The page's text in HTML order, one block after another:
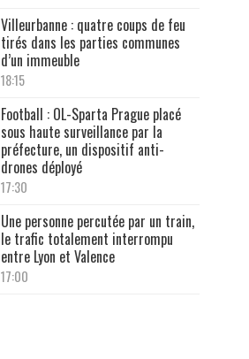
Villeurbanne : quatre coups de feu
tirés dans les parties communes
d’un immeuble
18:15
Football : OL-Sparta Prague placé
sous haute surveillance par la
préfecture, un dispositif anti-
drones déployé
17:30
Une personne percutée par un train,
le trafic totalement interrompu
entre Lyon et Valence
17:00